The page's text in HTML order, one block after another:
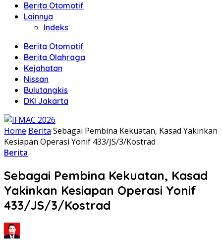
Berita Otomotif
Lainnya
Indeks
Berita Otomotif
Berita Olahraga
Kejahatan
Nissan
Bulutangkis
DKI Jakarta
Home Berita Sebagai Pembina Kekuatan, Kasad Yakinkan
Kesiapan Operasi Yonif 433/JS/3/Kostrad
Berita
Sebagai Pembina Kekuatan, Kasad
Yakinkan Kesiapan Operasi Yonif
433/JS/3/Kostrad